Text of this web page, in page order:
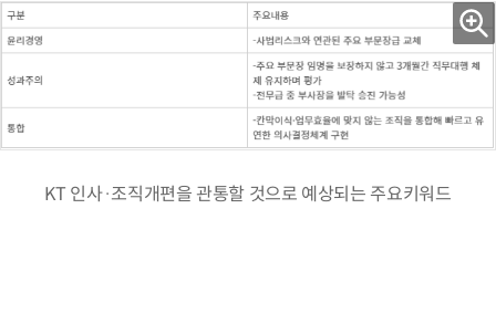
KT 인사·조직개편을 관통할 것으로 예상되는 주요키워드